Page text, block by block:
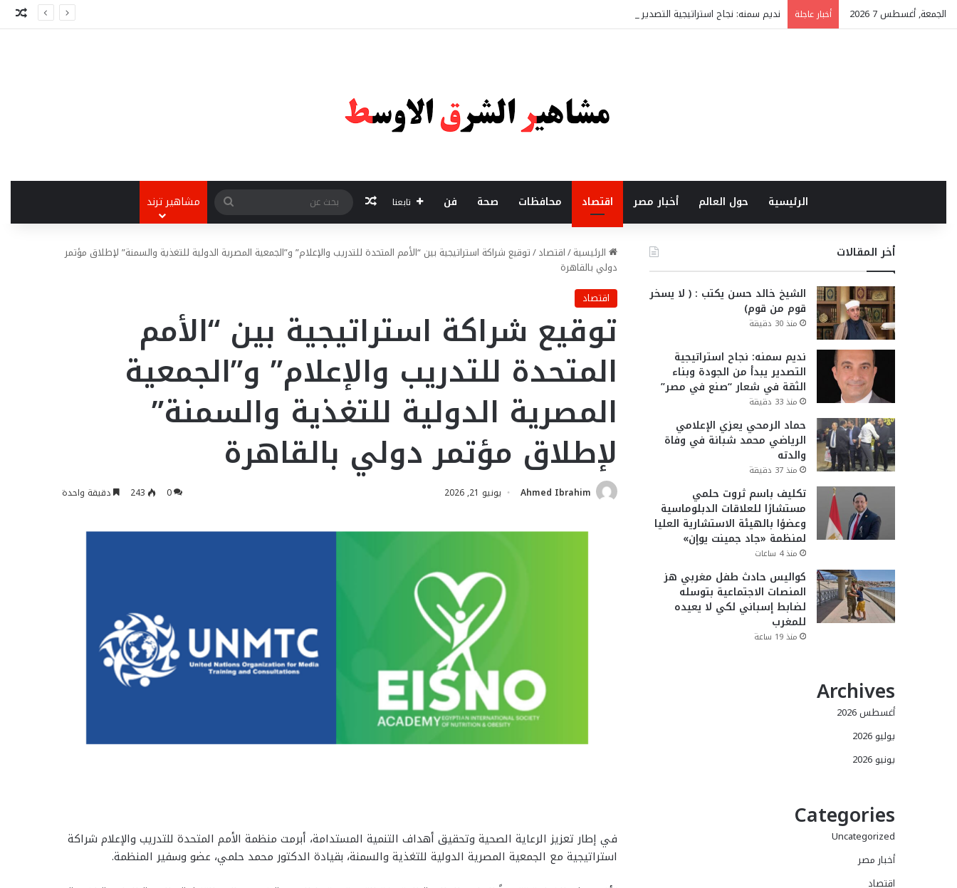
الجمعة, أغسطس 7 2026 أخبار عاجلة نديم سمنه: نجاح استراتيجية التصدير يبدأ من الجودة وبناء الثقة في شعار “صنع في مصر”
الرئيسية حول العالم أخبار مصر اقتصاد محافظات صحة فن تابعنا مقال عشوائي
بحث
عن
مشاهير ترند
الرئيسية/اقتصاد/توقيع شراكة استراتيجية بين “الأمم المتحدة للتدريب والإعلام” و”الجمعية المصرية الدولية للتغذية والسمنة” لإطلاق مؤتمر
دولي بالقاهرة
اقتصاد
توقيع شراكة استراتيجية بين “الأمم
المتحدة للتدريب والإعلام” و”الجمعية
المصرية الدولية للتغذية والسمنة”
لإطلاق مؤتمر دولي بالقاهرة
Ahmed Ibrahim يونيو 21, 2026 0
243 دقيقة واحدة
في إطار تعزيز الرعاية الصحية وتحقيق أهداف التنمية المستدامة، أبرمت منظمة الأمم المتحدة للتدريب والإعلام شراكة
استراتيجية مع الجمعية المصرية الدولية للتغذية والسمنة، بقيادة الدكتور محمد حلمي، عضو وسفير المنظمة.
أخر المقالات
الشيخ خالد حسن يكتب : ( لا يسخر
قوم من قوم)
منذ 30 دقيقة
نديم سمنه: نجاح استراتيجية
التصدير يبدأ من الجودة وبناء
الثقة في شعار “صنع في مصر”
منذ 33 دقيقة
حماد الرمحي يعزي الإعلامي
الرياضي محمد شبانة في وفاة
والدته
منذ 37 دقيقة
تكليف باسم ثروت حلمي
مستشارًا للعلاقات الدبلوماسية
وعضوًا بالهيئة الاستشارية العليا
لمنظمة «جاد جمينت يوإن»
منذ 4 ساعات
كواليس حادث طفل مغربي هز
المنصات الاجتماعية بتوسله
لضابط إسباني لكي لا يعيده
للمغرب
منذ 19 ساعة
Archives
أغسطس 2026
يوليو 2026
يونيو 2026
Categories
Uncategorized
أخبار مصر
اقتصاد